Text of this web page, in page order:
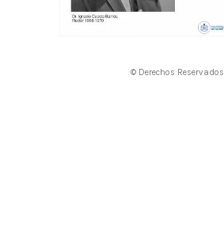
© Derechos Reservados